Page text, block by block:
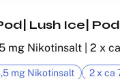
Lush Ice| Pod
mg Nikotinsalt | 2 x
mg Nikotinsalt 2 x ca